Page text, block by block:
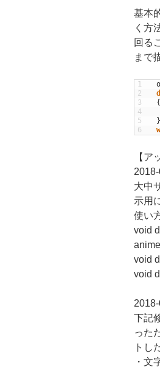
基本
く方
回る
まで
1
2
3
4
5
6
{
}
【ア
大中
示用
使い
void
void
void
下記
った
トし
・文